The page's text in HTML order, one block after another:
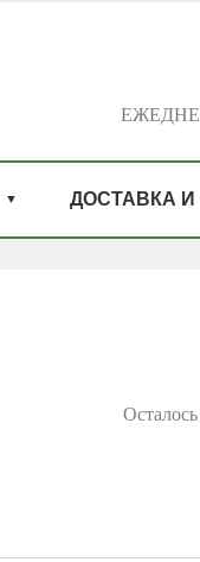
ДОСТАВКА И
Осталось